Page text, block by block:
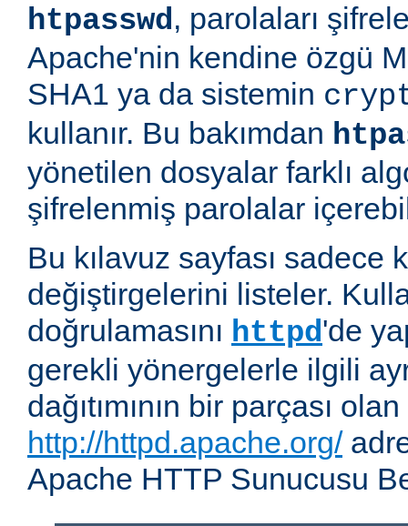
htpasswd, parolaları
Apache'nin kendine özgü
SHA1 ya da sistemin
kullanır. Bu bakımdan
yönetilen dosyalar farklı
şifrelenmiş parolalar
Bu kılavuz sayfası sadece
değiştirgelerini listeler.
doğrulamasını httpd'de
gerekli yönergelerle ilgili
dağıtımının bir parçası
http://httpd.apache.org/
Apache HTTP Sunucusu